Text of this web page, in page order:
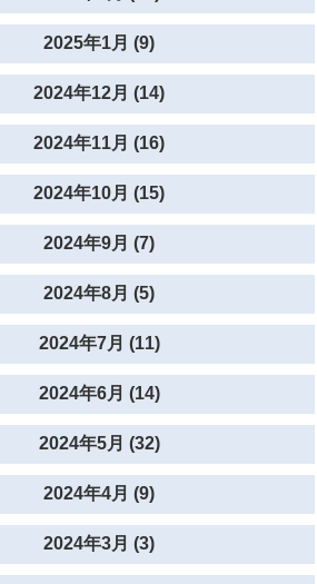
2025年1月 (9)
2024年12月 (14)
2024年11月 (16)
2024年10月 (15)
2024年9月 (7)
2024年8月 (5)
2024年7月 (11)
2024年6月 (14)
2024年5月 (32)
2024年4月 (9)
2024年3月 (3)